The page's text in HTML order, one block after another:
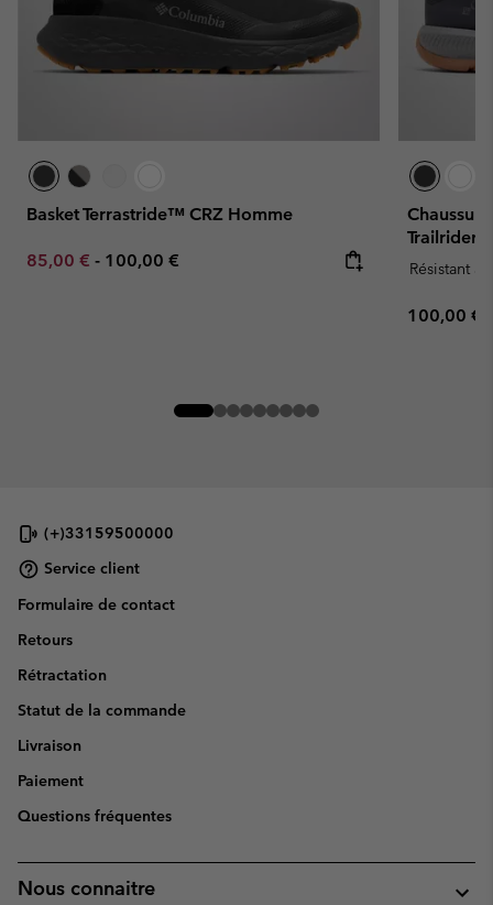
Basket Terrastride™ CRZ Homme
Minimum sale price:
85,00 € - Maximum price:
100,00 €
Trailrider
Résistant à
Regular
100,00 €
(+)33159500000
Service client
Formulaire de contact
Retours
Rétractation
Statut de la commande
Livraison
Paiement
Questions fréquentes
Nous connaitre